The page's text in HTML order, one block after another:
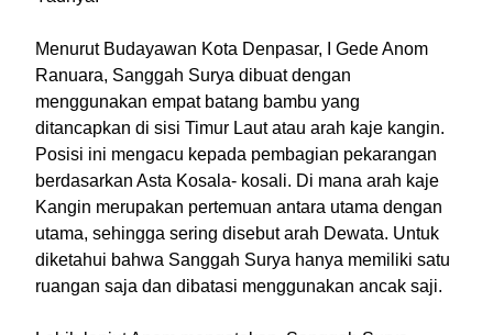
Menurut Budayawan Kota Denpasar, I Gede Anom
Ranuara, Sanggah Surya dibuat dengan
menggunakan empat batang bambu yang
ditancapkan di sisi Timur Laut atau arah kaje kangin.
Posisi ini mengacu kepada pembagian pekarangan
berdasarkan Asta Kosala- kosali. Di mana arah kaje
Kangin merupakan pertemuan antara utama dengan
utama, sehingga sering disebut arah Dewata. Untuk
diketahui bahwa Sanggah Surya hanya memiliki satu
ruangan saja dan dibatasi menggunakan ancak saji.